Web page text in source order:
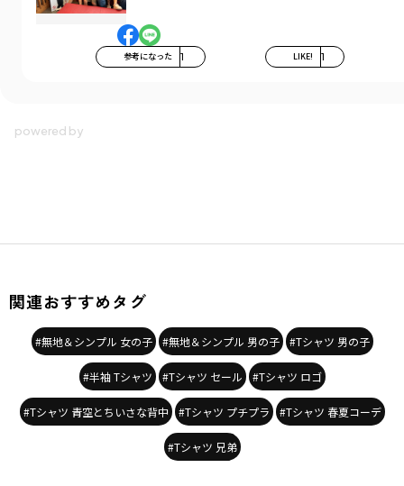
参考になった 1 LIKE! 1
関連おすすめタグ
#無地＆シンプル 女の子 #無地＆シンプル 男の子 #Tシャツ 男の子
#半袖 Tシャツ #Tシャツ セール #Tシャツ ロゴ
#Tシャツ 青空とちいさな背中 #Tシャツ プチプラ #Tシャツ 春夏コーデ
#Tシャツ 兄弟